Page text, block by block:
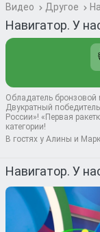
Видео Другое
Навигатор. У
Обладатель бронзовой
Двукратный
России»! «Первая
категории!
В гостях у Алины и
Навигатор. У